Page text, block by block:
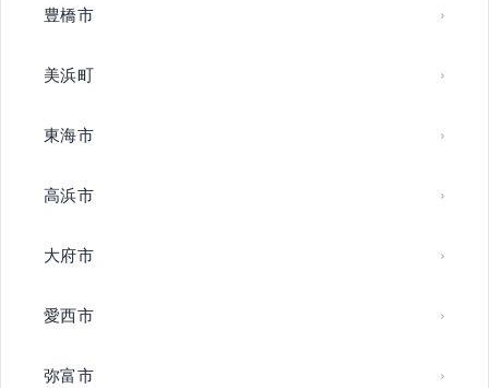
豊橋市
美浜町
東海市
高浜市
大府市
愛西市
弥富市